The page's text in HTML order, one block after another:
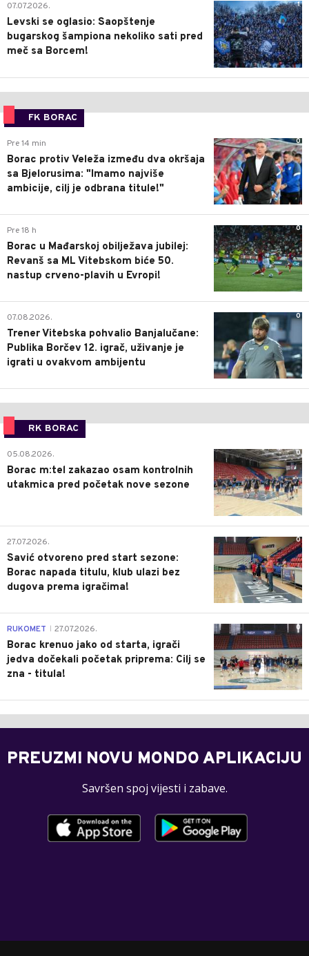
1
07.07.2026.
Levski se oglasio: Saopštenje
bugarskog šampiona nekoliko sati pred
meč sa Borcem!
FK BORAC
0
Pre 14 min
Borac protiv Veleža između dva okršaja
sa Bjelorusima: "Imamo najviše
ambicije, cilj je odbrana titule!"
0
Pre 18 h
Borac u Mađarskoj obilježava jubilej:
Revanš sa ML Vitebskom biće 50.
nastup crveno-plavih u Evropi!
0
07.08.2026.
Trener Vitebska pohvalio Banjalučane:
Publika Borčev 12. igrač, uživanje je
igrati u ovakvom ambijentu
RK BORAC
0
05.08.2026.
Borac m:tel zakazao osam kontrolnih
utakmica pred početak nove sezone
0
27.07.2026.
Savić otvoreno pred start sezone:
Borac napada titulu, klub ulazi bez
dugova prema igračima!
0
RUKOMET 27.07.2026.
Borac krenuo jako od starta, igrači
jedva dočekali početak priprema: Cilj se
zna - titula!
PREUZMI NOVU MONDO APLIKACIJU
Savršen spoj vijesti i zabave.